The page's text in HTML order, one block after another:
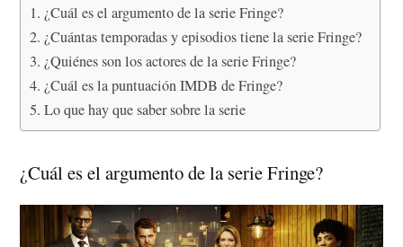
¿Cuál es el argumento de la serie Fringe?
¿Cuántas temporadas y episodios tiene la serie Fringe?
¿Quiénes son los actores de la serie Fringe?
¿Cuál es la puntuación IMDB de Fringe?
Lo que hay que saber sobre la serie
¿Cuál es el argumento de la serie Fringe?